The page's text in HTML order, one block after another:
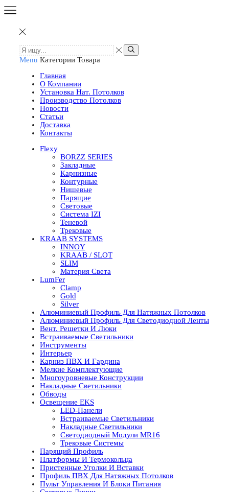
Menu Категории Товара
Главная
О Компании
Установка Нат. Потолков
Производство Потолков
Новости
Статьи
Доставка
Контакты
Flexy
BORZZ SERIES
Закладные
Карнизные
Контурные
Нишевые
Парящие
Световые
Система IZI
Теневой
Трековые
KRAAB SYSTEMS
INNOY
KRAAB / SLOT
SLIM
Материя Света
LumFer
Clamp
Gold
Silver
Алюминиевый Профиль Для Натяжных Потолков
Алюминиевый Профиль Для Светодиодной Ленты
Вент. Решетки И Люки
Встраиваемые Светильники
Инструменты
Интерьер
Карниз ПВХ И Гардина
Мелкие Комплектующие
Многоуровневые Конструкции
Накладные Светильники
Обводы
Освещение EKS
LED-Панели
Встраиваемые Светильники
Накладные Светильники
Светодиодный Модули MR16
Трековые Системы
Парящий Профиль
Платформы И Термокольца
Пристенные Уголки И Вставки
Профиль ПВХ Для Натяжных Потолков
Пульт Управления И Блоки Питания